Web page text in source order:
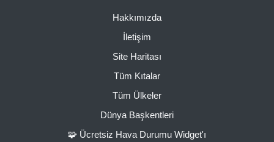
Hakkımızda
İletişim
Site Haritası
Tüm Kıtalar
Tüm Ülkeler
Dünya Başkentleri
🧩 Ücretsiz Hava Durumu Widget'ı